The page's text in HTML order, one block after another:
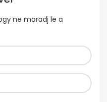
ne maradj le a